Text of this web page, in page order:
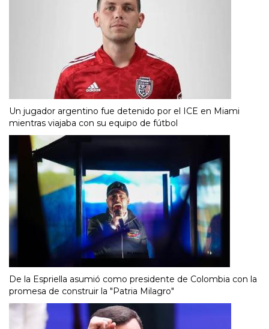
Un jugador argentino fue detenido por el ICE en Miami
mientras viajaba con su equipo de fútbol
De la Espriella asumió como presidente de Colombia con la
promesa de construir la "Patria Milagro"